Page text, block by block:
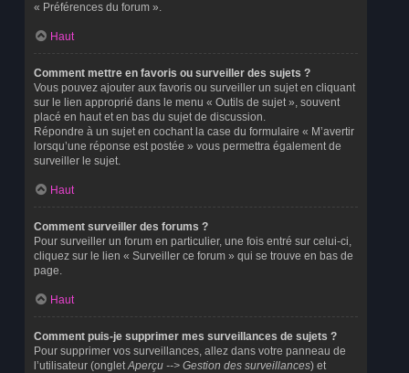
« Préférences du forum ».
Haut
Comment mettre en favoris ou surveiller des sujets ?
Vous pouvez ajouter aux favoris ou surveiller un sujet en cliquant
sur le lien approprié dans le menu « Outils de sujet », souvent
placé en haut et en bas du sujet de discussion.
Répondre à un sujet en cochant la case du formulaire « M’avertir
lorsqu’une réponse est postée » vous permettra également de
surveiller le sujet.
Haut
Comment surveiller des forums ?
Pour surveiller un forum en particulier, une fois entré sur celui-ci,
cliquez sur le lien « Surveiller ce forum » qui se trouve en bas de
page.
Haut
Comment puis-je supprimer mes surveillances de sujets ?
Pour supprimer vos surveillances, allez dans votre panneau de
l’utilisateur (ongletAperçu --> Gestion des surveillances) et